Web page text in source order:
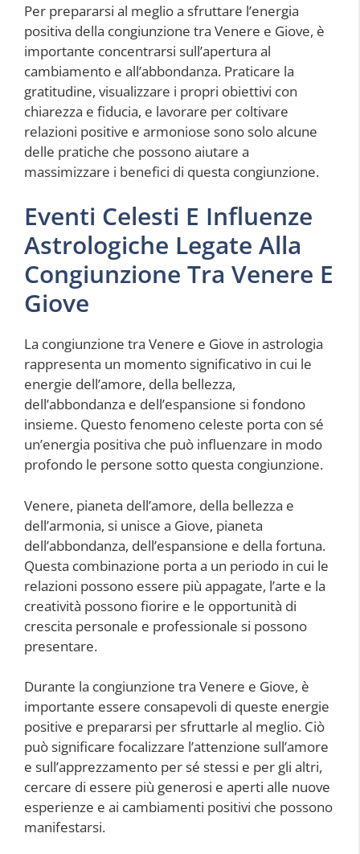
Per prepararsi al meglio a sfruttare l’energia
positiva della congiunzione tra Venere e Giove, è
importante concentrarsi sull’apertura al
cambiamento e all’abbondanza. Praticare la
gratitudine, visualizzare i propri obiettivi con
chiarezza e fiducia, e lavorare per coltivare
relazioni positive e armoniose sono solo alcune
delle pratiche che possono aiutare a
massimizzare i benefici di questa congiunzione.
Eventi Celesti E Influenze
Astrologiche Legate Alla
Congiunzione Tra Venere E
Giove
La congiunzione tra Venere e Giove in astrologia
rappresenta un momento significativo in cui le
energie dell’amore, della bellezza,
dell’abbondanza e dell’espansione si fondono
insieme. Questo fenomeno celeste porta con sé
un’energia positiva che può influenzare in modo
profondo le persone sotto questa congiunzione.
Venere, pianeta dell’amore, della bellezza e
dell’armonia, si unisce a Giove, pianeta
dell’abbondanza, dell’espansione e della fortuna.
Questa combinazione porta a un periodo in cui le
relazioni possono essere più appagate, l’arte e la
creatività possono fiorire e le opportunità di
crescita personale e professionale si possono
presentare.
Durante la congiunzione tra Venere e Giove, è
importante essere consapevoli di queste energie
positive e prepararsi per sfruttarle al meglio. Ciò
può significare focalizzare l’attenzione sull’amore
e sull’apprezzamento per sé stessi e per gli altri,
cercare di essere più generosi e aperti alle nuove
esperienze e ai cambiamenti positivi che possono
manifestarsi.